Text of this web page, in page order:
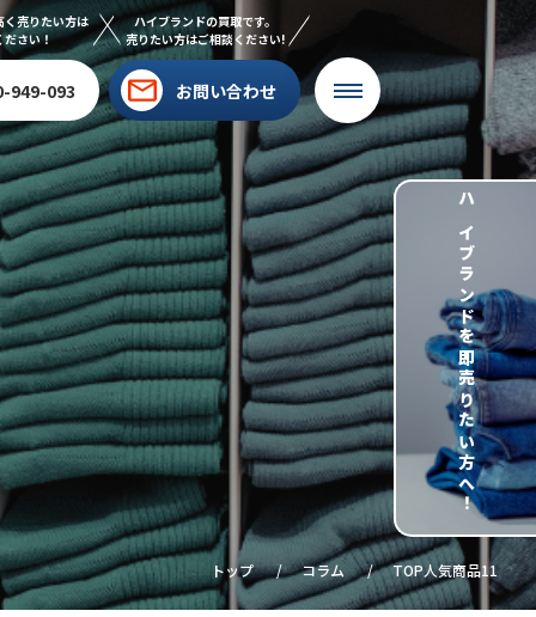
く売りたい方は
ださい！
949-093
ハイブランドの買取です。
売りたい方はご相談ください!
お問い合わせ
トップ コラム TOP人気商品11
ハイブランドを即売りたい方へ！